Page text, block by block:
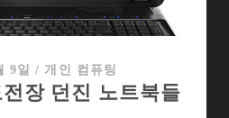
너
크
다?
9일 / 개인 컴퓨팅
장 던진 노트북들